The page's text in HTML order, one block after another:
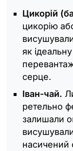
Цикорій
цикорію
як
серце.
Іван-чай.
ретельно
залишали
насичений